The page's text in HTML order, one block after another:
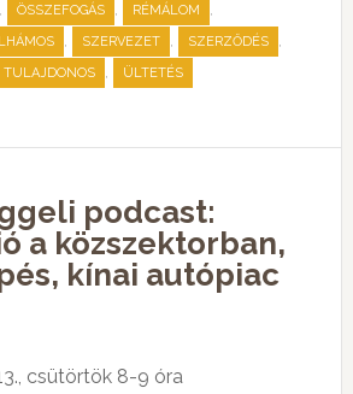
, ÖSSZEFOGÁS , RÉMÁLOM ,
, SZERVEZET , SZERZŐDÉS ,
TULAJDONOS , ÜLTETÉS
podcast:
a közszektorban,
kínai autópiac
csütörtök 8-9 óra